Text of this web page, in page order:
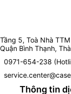
Tầng 5, Toà Nhà
Quận Bình Thạnh,
0971-654-238
Thông tin